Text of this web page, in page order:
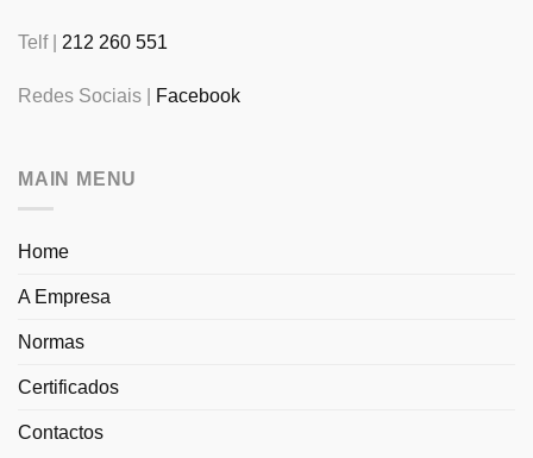
Telf | 212 260 551
Redes Sociais | Facebook
MAIN MENU
Home
A Empresa
Normas
Certificados
Contactos